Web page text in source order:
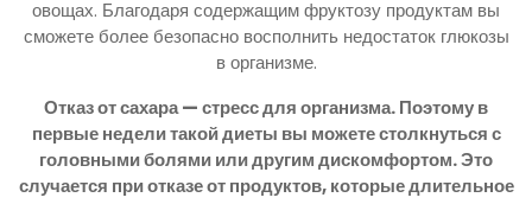
овощах. Благодаря содержащим фруктозу продуктам вы
сможете более безопасно восполнить недостаток глюкозы
в организме.
Отказ от сахара — стресс для организма. Поэтому в
первые недели такой диеты вы можете столкнуться с
головными болями или другим дискомфортом. Это
случается при отказе от продуктов, которые длительное